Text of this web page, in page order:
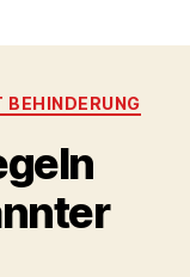
BEHINDERUNG